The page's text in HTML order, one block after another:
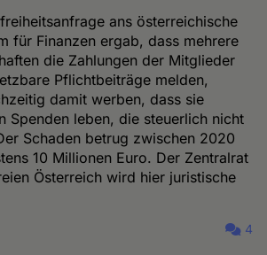
ans österreichische
für Finanzen ergab, dass mehrere
die Zahlungen der Mitglieder
Pflichtbeiträge melden,
damit werben, dass sie
Spenden leben, die steuerlich nicht
Schaden betrug zwischen 2020
10 Millionen Euro. Der Zentralrat
Österreich wird hier juristische
4